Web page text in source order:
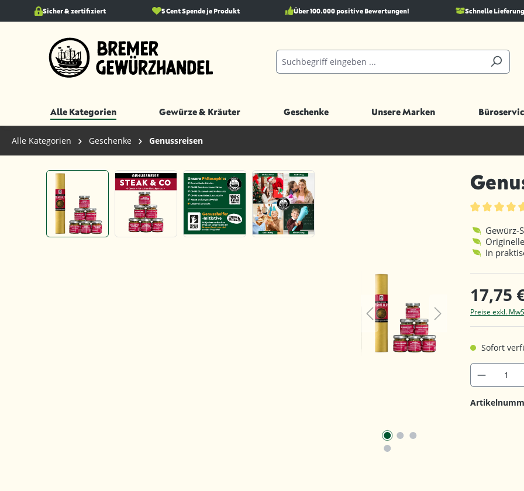
Zur Hauptnavigation springen
Sicher & zertifiziert 5 Cent Spende je Produkt Über 100.000 positive Bewertungen! Schnelle
Alle Kategorien Gewürze & Kräuter Geschenke Unsere Marken
Alle Kategorien Geschenke Genussreisen
Bildergalerie überspringen
Gewürz-
In
17,75
Preise exkl.
Sofort